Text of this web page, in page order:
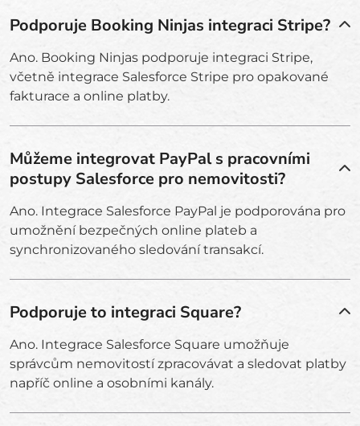
Podporuje Booking Ninjas integraci Stripe?
Ano. Booking Ninjas podporuje integraci Stripe,
včetně integrace Salesforce Stripe pro opakované
fakturace a online platby.
Můžeme integrovat PayPal s pracovními
postupy Salesforce pro nemovitosti?
Ano. Integrace Salesforce PayPal je podporována pro
umožnění bezpečných online plateb a
synchronizovaného sledování transakcí.
Podporuje to integraci Square?
Ano. Integrace Salesforce Square umožňuje
správcům nemovitostí zpracovávat a sledovat platby
napříč online a osobními kanály.